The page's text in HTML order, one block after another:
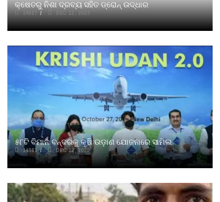
କ୍ଷେତରୁ ନିଶା ଦ୍ରବ୍ୟ ସହିତ ଡ୍ରୋନ୍‌‌ ଉଦ୍ଧାର
14527 DEC 12, 2023
୫୮ଟି ବିମାନ ବନ୍ଦରକୁ କୃଷି ଉଡ଼ାଣ ଯୋଜନାରେ ସାମିଲ
14963 DEC 12, 2023